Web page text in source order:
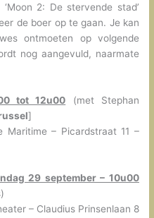
2: De stervende stad’
de boer op te gaan. Je kan
ontmoeten op volgende
nog aangevuld, naarmate
tot 12u00 (met Stephan
]
Maritime – Picardstraat 11 –
29 september – 10u00
– Claudius Prinsenlaan 8